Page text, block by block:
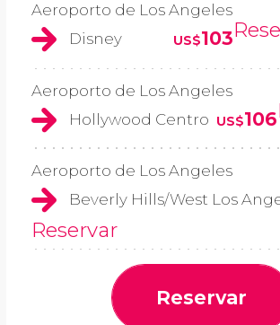
Aeroporto de Los Angeles
Disney
US$103
Aeroporto de Los Angeles
Hollywood Centro US$106
Aeroporto de Los Angeles
Beverly Hills/West Los
Reservar
Reservar